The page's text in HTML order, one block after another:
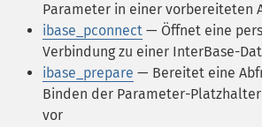
Parameter in einer vorbereiteten
ibase_pconnect — Öffnet eine
Verbindung zu einer InterBase-
ibase_prepare — Bereitet eine
Binden der Parameter-
vor